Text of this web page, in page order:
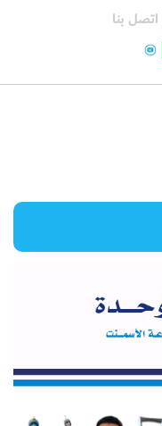
اتصل بنا